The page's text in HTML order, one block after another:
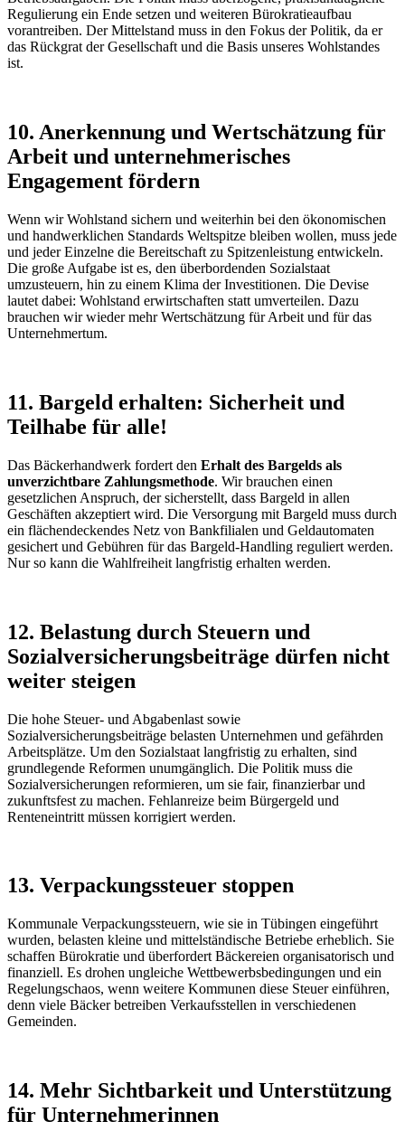
Regulierung ein Ende setzen und weiteren Bürokratieaufbau
vorantreiben. Der Mittelstand muss in den Fokus der Politik, da er
das Rückgrat der Gesellschaft und die Basis unseres Wohlstandes
ist.
10. Anerkennung und Wertschätzung für
Arbeit und unternehmerisches
Engagement fördern
Wenn wir Wohlstand sichern und weiterhin bei den ökonomischen
und handwerklichen Standards Weltspitze bleiben wollen, muss jede
und jeder Einzelne die Bereitschaft zu Spitzenleistung entwickeln.
Die große Aufgabe ist es, den überbordenden Sozialstaat
umzusteuern, hin zu einem Klima der Investitionen. Die Devise
lautet dabei: Wohlstand erwirtschaften statt umverteilen. Dazu
brauchen wir wieder mehr Wertschätzung für Arbeit und für das
Unternehmertum.
11. Bargeld erhalten: Sicherheit und
Teilhabe für alle!
Das Bäckerhandwerk fordert den Erhalt des Bargelds als
unverzichtbare Zahlungsmethode. Wir brauchen einen
gesetzlichen Anspruch, der sicherstellt, dass Bargeld in allen
Geschäften akzeptiert wird. Die Versorgung mit Bargeld muss durch
ein flächendeckendes Netz von Bankfilialen und Geldautomaten
gesichert und Gebühren für das Bargeld-Handling reguliert werden.
Nur so kann die Wahlfreiheit langfristig erhalten werden.
12. Belastung durch Steuern und
Sozialversicherungsbeiträge dürfen nicht
weiter steigen
Die hohe Steuer- und Abgabenlast sowie
Sozialversicherungsbeiträge belasten Unternehmen und gefährden
Arbeitsplätze. Um den Sozialstaat langfristig zu erhalten, sind
grundlegende Reformen unumgänglich. Die Politik muss die
Sozialversicherungen reformieren, um sie fair, finanzierbar und
zukunftsfest zu machen. Fehlanreize beim Bürgergeld und
Renteneintritt müssen korrigiert werden.
13. Verpackungssteuer stoppen
Kommunale Verpackungssteuern, wie sie in Tübingen eingeführt
wurden, belasten kleine und mittelständische Betriebe erheblich. Sie
schaffen Bürokratie und überfordert Bäckereien organisatorisch und
finanziell. Es drohen ungleiche Wettbewerbsbedingungen und ein
Regelungschaos, wenn weitere Kommunen diese Steuer einführen,
denn viele Bäcker betreiben Verkaufsstellen in verschiedenen
Gemeinden.
14. Mehr Sichtbarkeit und Unterstützung
für Unternehmerinnen